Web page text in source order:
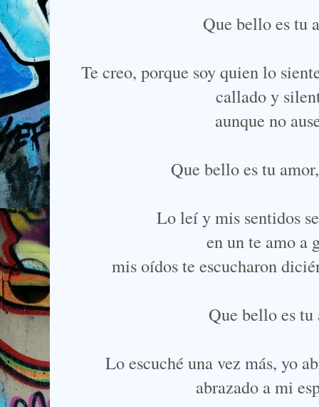
Que bello es tu
Te creo, porque soy quien lo
callado y
aunque no
Que bello es tu
Lo leí y mis sentidos
en un te amo a
mis oídos te escucharon
Que bello es tu
Lo escuché una vez más, yo
abrazado a mi